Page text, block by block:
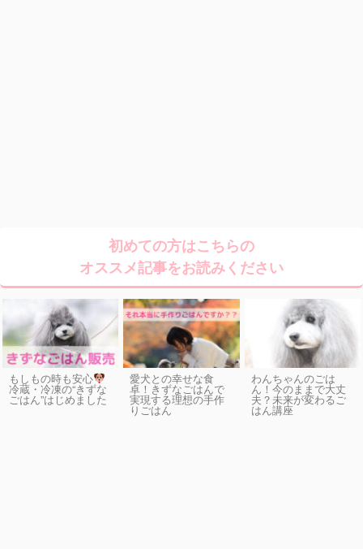
初めての方はこちらの
オススメ記事をお読みください
もしもの時も安心
冷蔵・冷凍の“きずな
ごはん”はじめました
愛犬との幸せな食
卓！きずなごはんで
実現する理想の手作
りごはん
わんちゃんのごは
ん！今のままで大丈
夫？未来が変わるご
はん講座